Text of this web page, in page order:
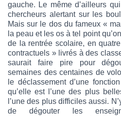
gauche. Le même d’ailleurs
chercheurs alertant sur les
Mais sur le dos du fameux «
la peau et les os à tel point
de la rentrée scolaire, en
contractuels » livrés à des
saurait faire pire pour
semaines des centaines de
le déclassement d’une
qu’elle est l’une des plus
l’une des plus difficiles aussi.
de dégouter les